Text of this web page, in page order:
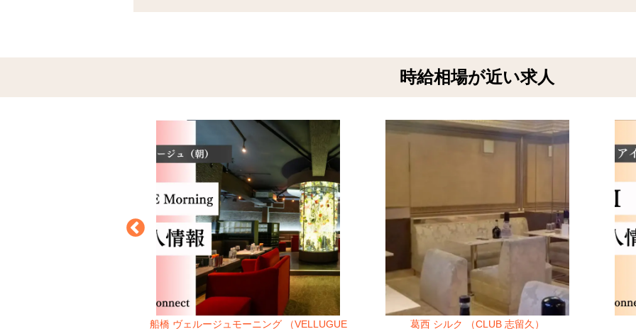
時給相場が近い求人
船橋 ヴェルージュモーニング （VELLUGUE
葛西 シルク （CLUB 志留久）